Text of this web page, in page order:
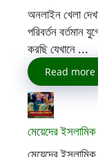
অনলাইন খেলা
পরিবর্তন বর্তমান
করছি যেখানে ...
Read more
মেয়েদের